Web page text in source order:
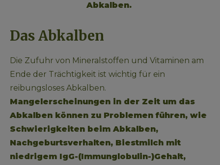
Abkalben.
Das Abkalben
Die Zufuhr von Mineralstoffen und Vitaminen am
Ende der Trächtigkeit ist wichtig für ein
reibungsloses Abkalben.
Mangelerscheinungen in der Zeit um das
Abkalben können zu Problemen führen, wie
Schwierigkeiten beim Abkalben,
Nachgeburtsverhalten, Biestmilch mit
niedrigem IgG-(Immunglobulin-)Gehalt,